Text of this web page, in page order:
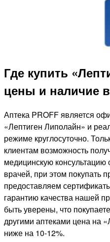
Где купить
цены и наличие
Аптека PROFF является
«Лептиген Липолайн» и
режиме круглосуточно.
клиентам возможность
медицинскую
врачей, при этом покупать
предоставляем
гарантию качества нашей
быть уверены, что
другими аптеками цена на
ниже на 10-12%.